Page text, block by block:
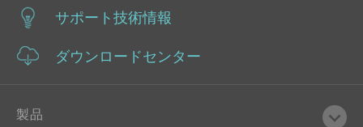
M.2, 1 HDMI, 1 VGA, 1 DP++.
サポート技術情報
ダウンロードセンター
製品